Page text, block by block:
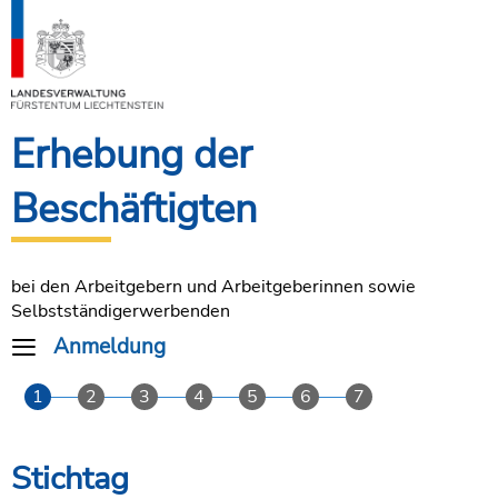
Erhebung der
Beschäftigten
bei den Arbeitgebern und Arbeitgeberinnen sowie
Selbstständigerwerbenden
Anmeldung
Stichtag